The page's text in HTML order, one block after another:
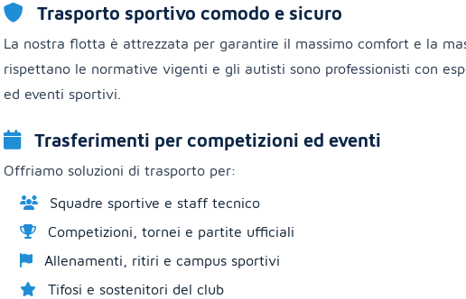
Trasporto sportivo comodo e sicuro
La nostra flotta è attrezzata per garantire il massimo comfort e la
rispettano le normative vigenti e gli autisti sono professionisti con
ed eventi sportivi.
Trasferimenti per competizioni ed eventi
Offriamo soluzioni di trasporto per:
Squadre sportive e staff tecnico
Competizioni, tornei e partite ufficiali
Allenamenti, ritiri e campus sportivi
Tifosi e sostenitori del club